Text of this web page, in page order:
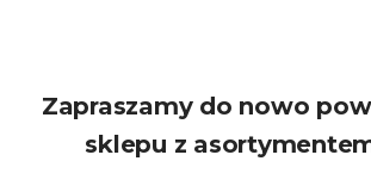
Zapraszamy do nowo
sklepu z